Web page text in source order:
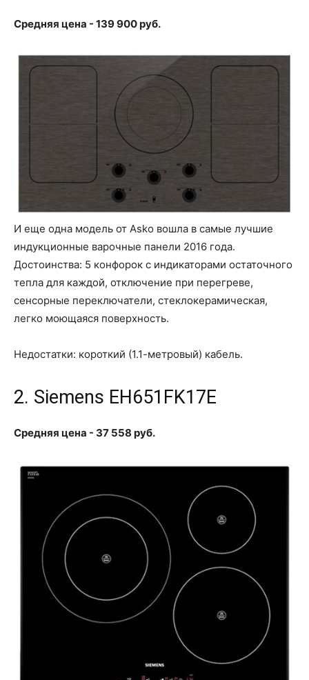
Средняя цена - 139 900 руб.
И еще одна модель от Asko вошла в самые лучшие
индукционные варочные панели 2016 года.
Достоинства: 5 конфорок с индикаторами остаточного
тепла для каждой, отключение при перегреве,
сенсорные переключатели, стеклокерамическая,
легко моющаяся поверхность.
Недостатки: короткий (1.1-метровый) кабель.
2. Siemens EH651FK17E
Средняя цена - 37 558 руб.